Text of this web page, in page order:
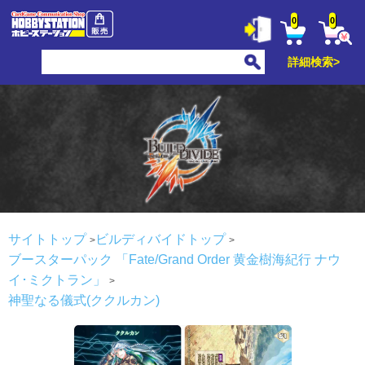
0 0
詳細検索>
サイトトップ
ビルディバイドトップ
ブースターパック 「Fate/Grand Order 黄金樹海紀行 ナウ
イ･ミクトラン」
神聖なる儀式(ククルカン)